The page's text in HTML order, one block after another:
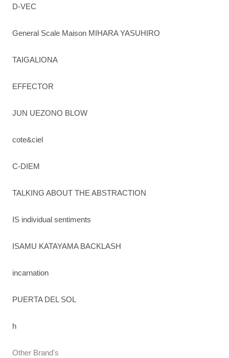
D-VEC
General Scale Maison MIHARA YASUHIRO
TAIGALIONA
EFFECTOR
JUN UEZONO BLOW
cote&ciel
C-DIEM
TALKING ABOUT THE ABSTRACTION
IS individual sentiments
ISAMU KATAYAMA BACKLASH
incarnation
PUERTA DEL SOL
h
Other Brand's